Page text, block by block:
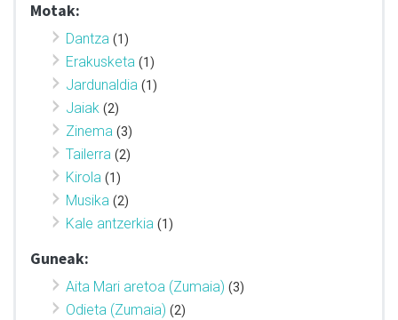
Motak:
Dantza (1)
Erakusketa (1)
Jardunaldia (1)
Jaiak (2)
Zinema (3)
Tailerra (2)
Kirola (1)
Musika (2)
Kale antzerkia (1)
Guneak:
Aita Mari aretoa (Zumaia) (3)
Odieta (Zumaia) (2)